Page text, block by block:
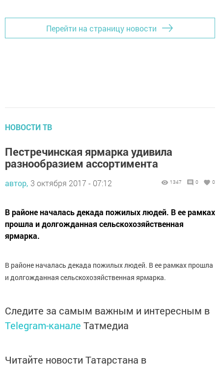
Перейти на страницу новости
НОВОСТИ ТВ
Пестречинская ярмарка удивила
разнообразием ассортимента
автор, 3 октября 2017 - 07:12 1347 0 0
В районе началась декада пожилых людей. В ее рамках
прошла и долгожданная сельскохозяйственная
ярмарка.
В районе началась декада пожилых людей. В ее рамках прошла
и долгожданная сельскохозяйственная ярмарка.
Следите за самым важным и интересным в
Telegram-канале Татмедиа
Читайте новости Татарстана в